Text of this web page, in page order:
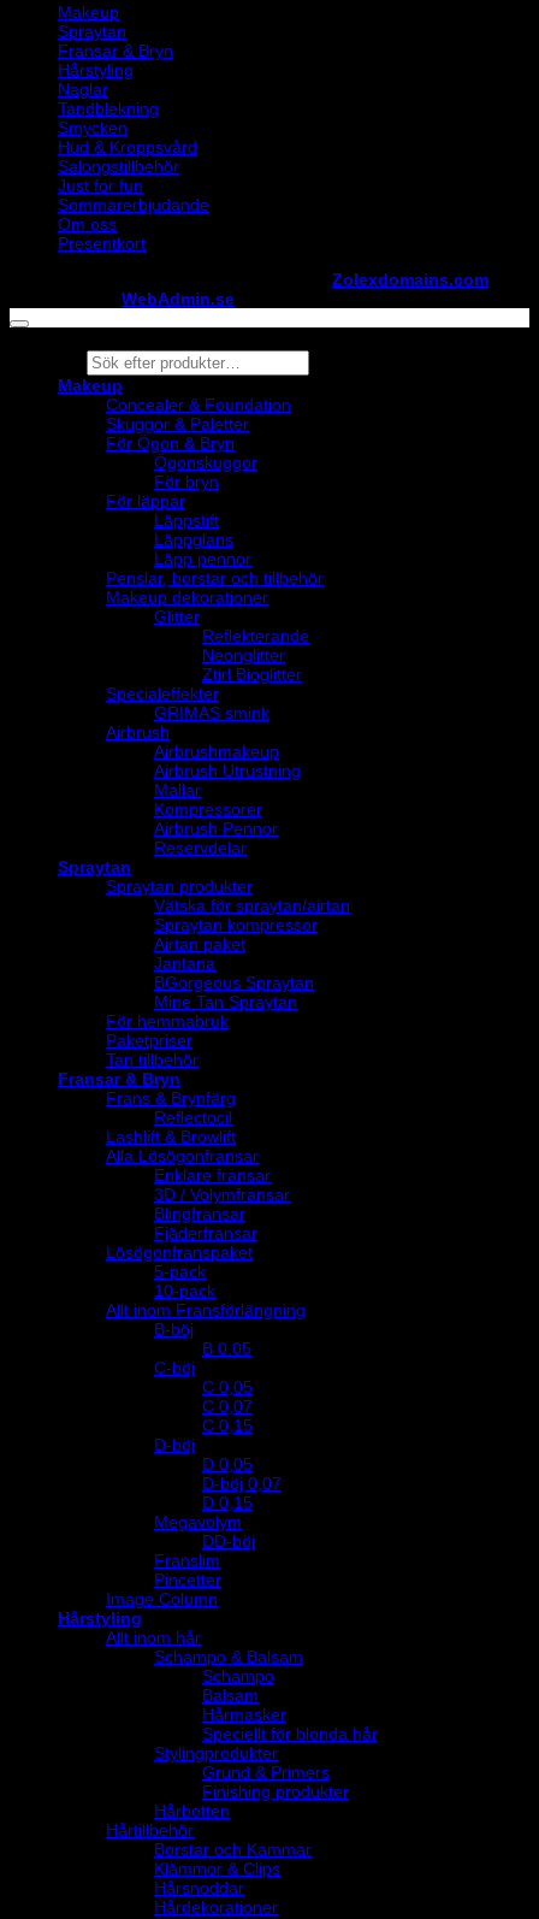
Makeup
Spraytan
Fransar & Bryn
Hårstyling
Naglar
Tandblekning
Smycken
Hud & Kroppsvård
Salongstillbehör
Just for fun
Sommarerbjudande
Om oss
Presentkort
Zolexdomains.com
WebAdmin.se
Products
search
Makeup
Concealer & Foundation
Skuggor & Paletter
För Ögon & Bryn
Ögonskuggor
För bryn
För läppar
Läppstift
Läppglans
Läpp pennor
Penslar, borstar och tillbehör
Makeup dekorationer
Glitter
Reflekterande
Neonglitter
Ztirl Bioglitter
Specialeffekter
GRIMAS smink
Airbrush
Airbrushmakeup
Airbrush Utrustning
Mallar
Kompressorer
Airbrush Pennor
Reservdelar
Spraytan
Spraytan produkter
Vätska för spraytan/airtan
Spraytan kompressor
Airtan paket
Jantana
BGorgeous Spraytan
Mine Tan Spraytan
För hemmabruk
Paketpriser
Tan tillbehör
Fransar & Bryn
Frans & Brynfärg
Reflectocil
Lashlift & Browlift
Alla Lösögonfransar
Enklare fransar
3D / Volymfransar
Blingfransar
Fjäderfransar
Lösögonfranspaket
5-pack
10-pack
Allt inom Fransförlängning
B-böj
B 0.05
C-böj
C 0,05
C 0,07
C 0,15
D-böj
D 0,05
D-böj 0,07
D 0,15
Megavolym
DD-böj
Franslim
Pincetter
Image Column
Hårstyling
Allt inom hår
Schampo & Balsam
Schampo
Balsam
Hårmasker
Speciellt för blonda hår
Stylingprodukter
Grund & Primers
Finishing produkter
Hårbotten
Hårtillbehör
Borstar och Kammar
Klämmor & Clips
Hårsnoddar
Hårdekorationer